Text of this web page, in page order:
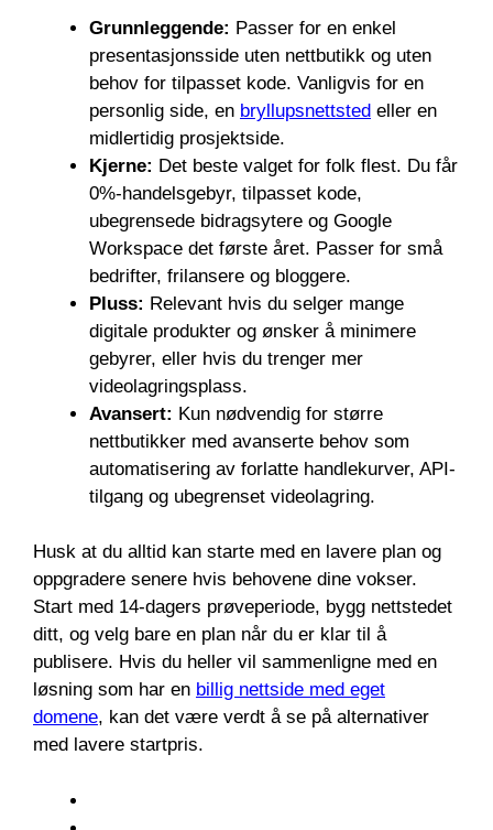
Grunnleggende: Passer for en enkel
presentasjonsside uten nettbutikk og uten
behov for tilpasset kode. Vanligvis for en
personlig side, en bryllupsnettsted eller en
midlertidig prosjektside.
Kjerne: Det beste valget for folk flest. Du får
0%-handelsgebyr, tilpasset kode,
ubegrensede bidragsytere og Google
Workspace det første året. Passer for små
bedrifter, frilansere og bloggere.
Pluss: Relevant hvis du selger mange
digitale produkter og ønsker å minimere
gebyrer, eller hvis du trenger mer
videolagringsplass.
Avansert: Kun nødvendig for større
nettbutikker med avanserte behov som
automatisering av forlatte handlekurver, API-
tilgang og ubegrenset videolagring.
Husk at du alltid kan starte med en lavere plan og
oppgradere senere hvis behovene dine vokser.
Start med 14-dagers prøveperiode, bygg nettstedet
ditt, og velg bare en plan når du er klar til å
publisere. Hvis du heller vil sammenligne med en
løsning som har en billig nettside med eget
domene, kan det være verdt å se på alternativer
med lavere startpris.